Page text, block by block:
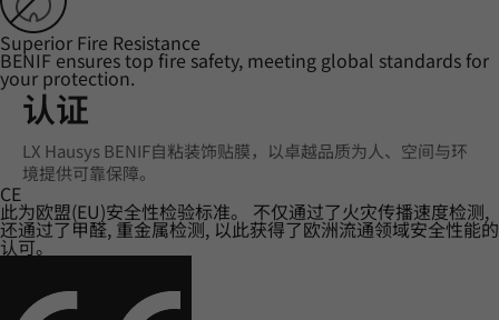
Superior Fire Resistance
BENIF ensures top fire safety, meeting global standards for
your protection.
认证
LX Hausys BENIF自粘装饰贴膜，以卓越品质为人、空间与环
境提供可靠保障。
CE
此为欧盟(EU)安全性检验标准。 不仅通过了火灾传播速度检测,
还通过了甲醛, 重金属检测, 以此获得了欧洲流通领域安全性能的
认可。